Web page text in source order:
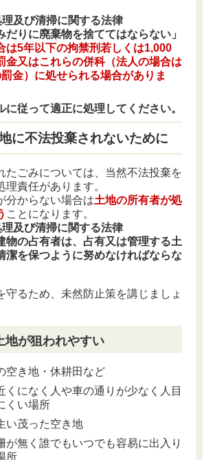
及び清掃に関する法律
だりに廃棄物を捨ててはならない」
は5年以下の拘禁刑若しくは1,000
金又はこれらの併科（法人の場合は
金）に処せられる場合がありま
に従って適正に処理してください。
に不法投棄されないために
たごみについては、当然不法投棄を
理責任があります。
分からない場合は土地の所有者が処
ことになります。
及び清掃に関する法律
物の占有者は、占有又は管理する土
潔を保つように努めなければならな
守るため、未然防止策を講じましょ
地が狙われやすい
空き地・休耕田など
くになく人や車の通りが少なく人目
くい場所
い茂った空き地
が無く誰でもいつでも容易に出入り
所